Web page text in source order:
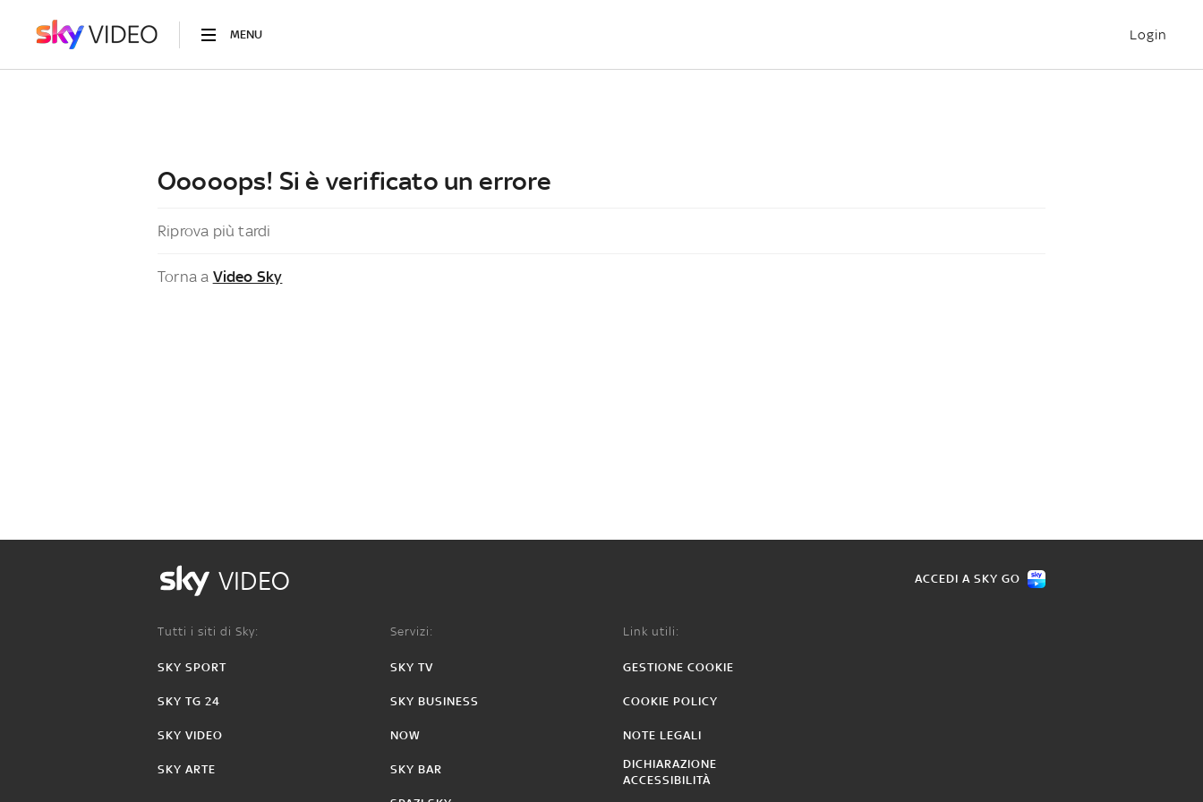
MENU Login
Ooooops! Si è verificato un errore
Riprova più tardi
Torna a Video Sky
VIDEO ACCEDI A SKY GO
Tutti i siti di Sky:
SKY SPORT
SKY TG 24
SKY VIDEO
SKY ARTE
Servizi:
SKY TV
SKY BUSINESS
NOW
SKY BAR
Link utili:
GESTIONE COOKIE
COOKIE POLICY
NOTE LEGALI
DICHIARAZIONE
ACCESSIBILITÀ